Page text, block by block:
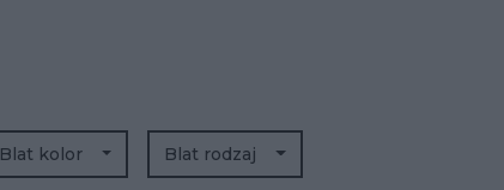
Blat kolor Blat rodzaj